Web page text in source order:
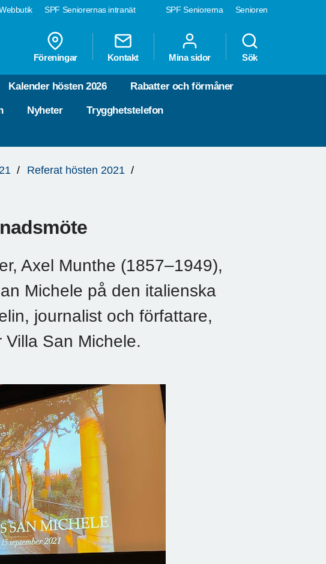
SPF Seniorerna Senioren
SPF Seniorernas intranät
Föreningar Kontakt Mina sidor Sök
Kalender hösten 2026 Rabatter och förmåner
Nyheter Trygghetstelefon
Referat hösten 2021
Axel Munthe (1857–1949),
Michele på den italienska
journalist och författare,
San Michele.